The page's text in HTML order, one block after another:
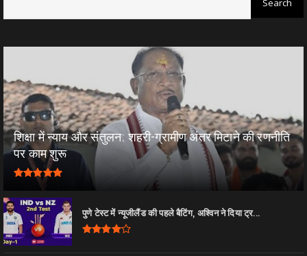
शिक्षा में न्याय और संतुलन: शहरी-ग्रामीण अंतर मिटाने की रणनीति
पर काम शुरू
पुणे टेस्ट में न्यूजीलैंड की पहले बैटिंग, अश्विन ने दिया ट्र...